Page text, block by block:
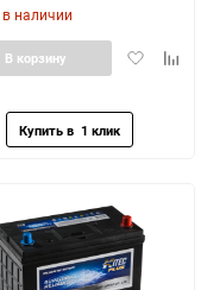
наличии
Добавить
В корзину